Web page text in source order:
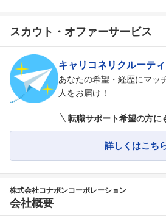
スカウト・オファーサービス
キャリコネリクルーテ
あなたの希望・経歴にマッ
人をお届け！
転職サポート希望の方に
詳しくはこち
株式会社コナポンコーポレーション
会社概要